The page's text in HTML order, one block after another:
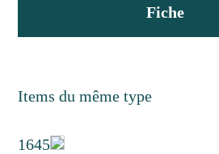
Fiche
Items du même type
1645